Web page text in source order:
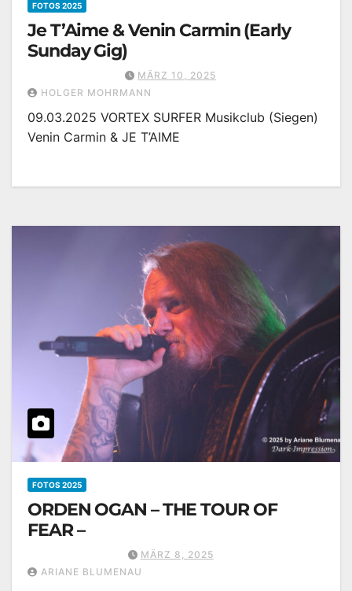
FOTOS 2025
Je T’Aime & Venin Carmin (Early
Sunday Gig)
MÄRZ 10, 2025
HOLGER MOHRMANN
09.03.2025 VORTEX SURFER Musikclub (Siegen)
Venin Carmin & JE T’AIME
FOTOS 2025
ORDEN OGAN – THE TOUR OF
FEAR –
MÄRZ 8, 2025
ARIANE BLUMENAU